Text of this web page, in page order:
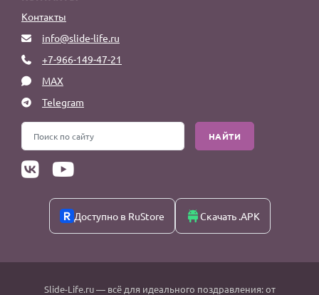
Контакты
info@slide-life.ru
+7-966-149-47-21
MAX
Telegram
НАЙТИ
Доступно в RuStore Скачать .APK
Slide-Life.ru— всё для идеального поздравления: от